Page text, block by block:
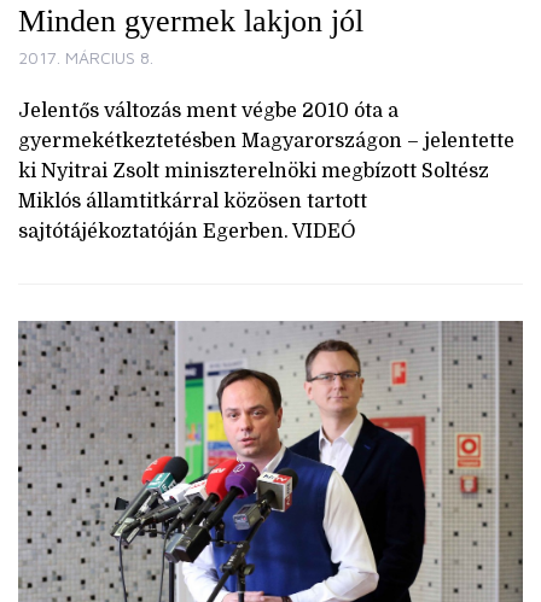
Minden gyermek lakjon jól
2017. MÁRCIUS 8.
Jelentős változás ment végbe 2010 óta a
gyermekétkeztetésben Magyarországon – jelentette
ki Nyitrai Zsolt miniszterelnöki megbízott Soltész
Miklós államtitkárral közösen tartott
sajtótájékoztatóján Egerben. VIDEÓ